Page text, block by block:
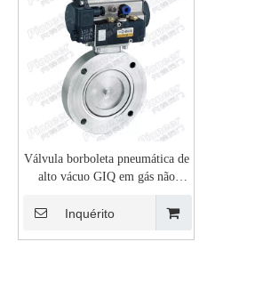
Válvula borboleta pneumática de
alto vácuo GIQ em gás não
Inquérito